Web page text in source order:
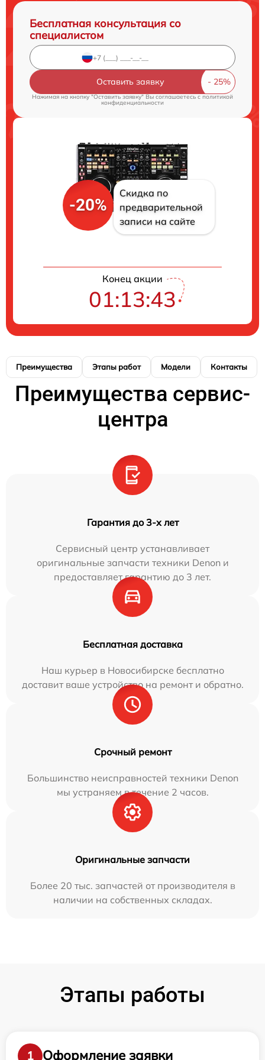
Бесплатная консультация со
специалистом
Оставить заявку
Нажимая на кнопку "Оставить заявку" Вы соглашаетесь c политикой
конфиденциальности
-20%
Скидка по
предварительной
записи на сайте
Конец акции
01:13:42
Преимущества Этапы работ Модели Контакты
Преимущества сервис-
центра
Гарантия до 3-х лет
Сервисный центр устанавливает
оригинальные запчасти техники Denon и
предоставляет гарантию до 3 лет.
Бесплатная доставка
Наш курьер в Новосибирске бесплатно
доставит ваше устройство на ремонт и обратно.
Срочный ремонт
Большинство неисправностей техники Denon
мы устраняем в течение 2 часов.
Оригинальные запчасти
Более 20 тыс. запчастей от производителя в
наличии на собственных складах.
Этапы работы
1 Оформление заявки